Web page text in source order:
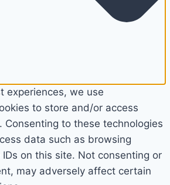
experiences, we use
to store and/or access
Consenting to these technologies
data such as browsing
on this site. Not consenting or
may adversely affect certain